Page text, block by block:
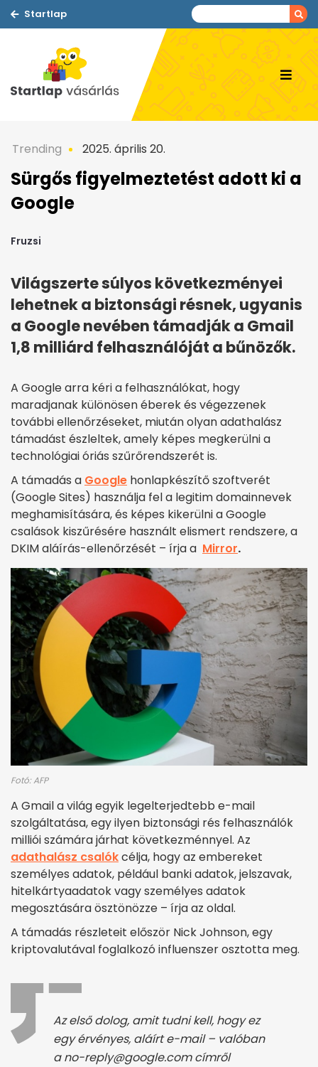
Startlap
Trending 2025. április 20.
Sürgős figyelmeztetést adott ki a
Google
Fruzsi
Világszerte súlyos következményei
lehetnek a biztonsági résnek, ugyanis
a Google nevében támadják a Gmail
1,8 milliárd felhasználóját a bűnözők.
A Google arra kéri a felhasználókat, hogy
maradjanak különösen éberek és végezzenek
további ellenőrzéseket, miután olyan adathalász
támadást észleltek, amely képes megkerülni a
technológiai óriás szűrőrendszerét is.
A támadás a Google honlapkészítő szoftverét
(Google Sites) használja fel a legitim domainnevek
meghamisítására, és képes kikerülni a Google
csalások kiszűrésére használt elismert rendszere, a
DKIM aláírás-ellenőrzését – írja a Mirror.
Fotó: AFP
A Gmail a világ egyik legelterjedtebb e-mail
szolgáltatása, egy ilyen biztonsági rés felhasználók
milliói számára járhat következménnyel. Az
adathalász csalókcélja, hogy az embereket
személyes adatok, például banki adatok, jelszavak,
hitelkártyaadatok vagy személyes adatok
megosztására ösztönözze – írja az oldal.
A támadás részleteit először Nick Johnson, egy
kriptovalutával foglalkozó influenszer osztotta meg.
Az első dolog, amit tudni kell, hogy ez
egy érvényes, aláírt e-mail – valóban
a no-reply@google.com címről